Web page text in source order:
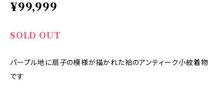
¥99,999
SOLD OUT
パープル地に扇子の模様が描かれた袷のアンティーク小紋着物
です